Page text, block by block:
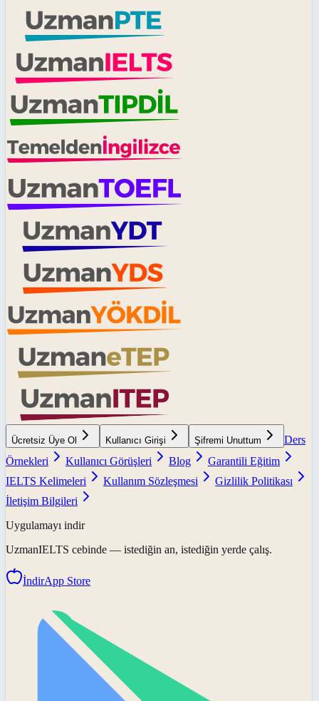
Ücretsiz Üye Ol Kullanıcı Girişi Şifremi Unuttum
Ders
Örnekleri
Kullanıcı Görüşleri Blog
Garantili Eğitim
IELTS Kelimeleri
Kullanım Sözleşmesi
Gizlilik Politikası
İletişim Bilgileri
Uygulamayı indir
UzmanIELTS cebinde — istediğin an, istediğin yerde çalış.
İndirApp Store